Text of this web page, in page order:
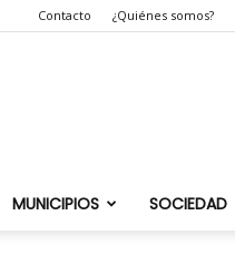
Contacto ¿Quiénes somos?
MUNICIPIOS SOCIEDAD